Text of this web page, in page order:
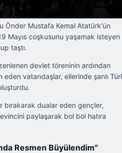
Önder Mustafa Kemal Atatürk'ün
Mayıs coşkusunu yaşamak isteyen
taştı.
devlet töreninin ardından
eden vatandaşlar, ellerinde şanlı
dualar eden gençler,
paylaşarak bol bol hatıra
Resmen Büyülendim"